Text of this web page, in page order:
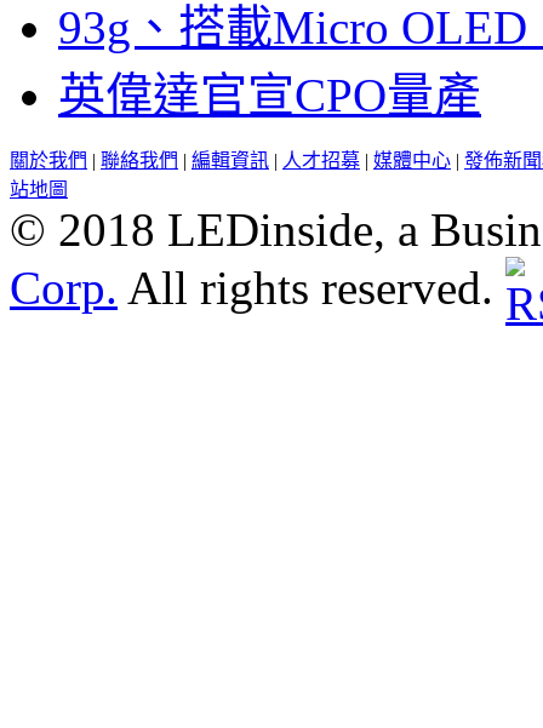
93g、搭載Micro
英偉達官宣CPO量產
關於我們 | 聯絡我們 | 編輯資訊 | 人才招募 | 媒體中心 | 發佈新
站地圖
© 2018 LEDinside, a
Corp. All rights reserved.